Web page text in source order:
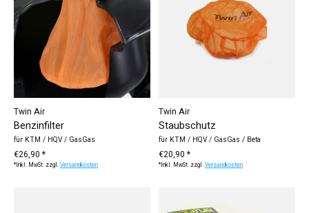
Twin Air
Benzinfilter
für KTM / HQV / GasGas
€26,90 *
*Inkl. MwSt. zzgl.Versandkosten
Twin Air
Staubschutz
für KTM / HQV / GasGas / Beta
€20,90 *
*Inkl. MwSt. zzgl.Versandkosten